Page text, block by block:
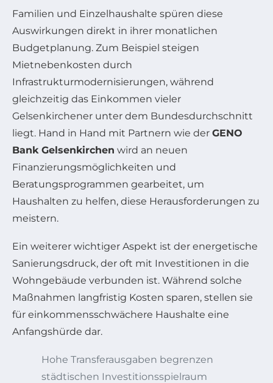
Familien und Einzelhaushalte spüren diese
Auswirkungen direkt in ihrer monatlichen
Budgetplanung. Zum Beispiel steigen
Mietnebenkosten durch
Infrastrukturmodernisierungen, während
gleichzeitig das Einkommen vieler
Gelsenkirchener unter dem Bundesdurchschnitt
liegt. Hand in Hand mit Partnern wie der GENO
Bank Gelsenkirchen wird an neuen
Finanzierungsmöglichkeiten und
Beratungsprogrammen gearbeitet, um
Haushalten zu helfen, diese Herausforderungen zu
meistern.
Ein weiterer wichtiger Aspekt ist der energetische
Sanierungsdruck, der oft mit Investitionen in die
Wohngebäude verbunden ist. Während solche
Maßnahmen langfristig Kosten sparen, stellen sie
für einkommensschwächere Haushalte eine
Anfangshürde dar.
Hohe Transferausgaben begrenzen
städtischen Investitionsspielraum